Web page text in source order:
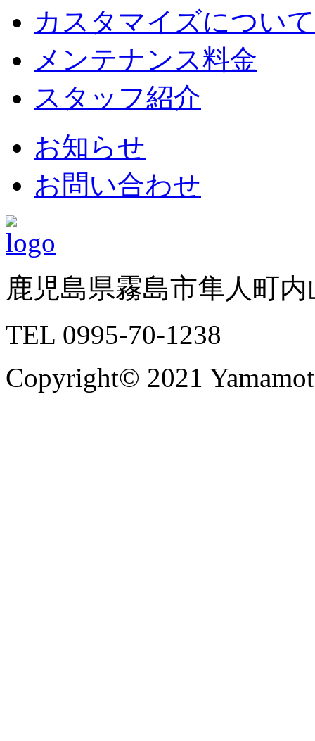
カスタマイズについて
メンテナンス料金
スタッフ紹介
お知らせ
お問い合わせ
鹿児島県霧島市隼人町
TEL 0995-70-1238
Copyright© 2021